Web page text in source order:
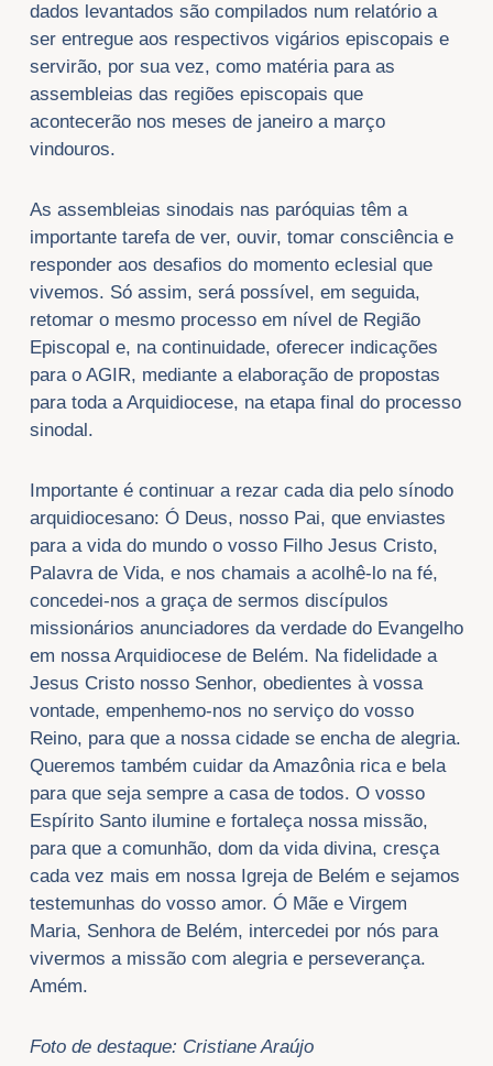
dados levantados são compilados num relatório a
ser entregue aos respectivos vigários episcopais e
servirão, por sua vez, como matéria para as
assembleias das regiões episcopais que
acontecerão nos meses de janeiro a março
vindouros.
As assembleias sinodais nas paróquias têm a
importante tarefa de ver, ouvir, tomar consciência e
responder aos desafios do momento eclesial que
vivemos. Só assim, será possível, em seguida,
retomar o mesmo processo em nível de Região
Episcopal e, na continuidade, oferecer indicações
para o AGIR, mediante a elaboração de propostas
para toda a Arquidiocese, na etapa final do processo
sinodal.
Importante é continuar a rezar cada dia pelo sínodo
arquidiocesano: Ó Deus, nosso Pai, que enviastes
para a vida do mundo o vosso Filho Jesus Cristo,
Palavra de Vida, e nos chamais a acolhê-lo na fé,
concedei-nos a graça de sermos discípulos
missionários anunciadores da verdade do Evangelho
em nossa Arquidiocese de Belém. Na fidelidade a
Jesus Cristo nosso Senhor, obedientes à vossa
vontade, empenhemo-nos no serviço do vosso
Reino, para que a nossa cidade se encha de alegria.
Queremos também cuidar da Amazônia rica e bela
para que seja sempre a casa de todos. O vosso
Espírito Santo ilumine e fortaleça nossa missão,
para que a comunhão, dom da vida divina, cresça
cada vez mais em nossa Igreja de Belém e sejamos
testemunhas do vosso amor. Ó Mãe e Virgem
Maria, Senhora de Belém, intercedei por nós para
vivermos a missão com alegria e perseverança.
Amém.
Foto de destaque: Cristiane Araújo